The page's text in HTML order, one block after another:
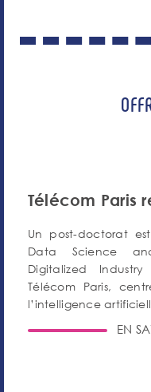
Télécom Paris
Un post-doctorat
Data Science
Digitalized
Télécom Paris,
l’intelligence
EN